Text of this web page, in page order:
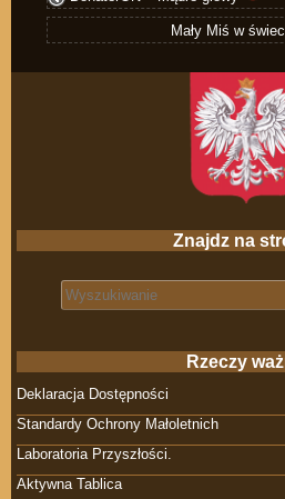
Mały Miś w
Znajdz na
Search for:
Rzeczy
Deklaracja Dostępności
Standardy Ochrony Małoletnich
Laboratoria Przyszłości.
Aktywna Tablica